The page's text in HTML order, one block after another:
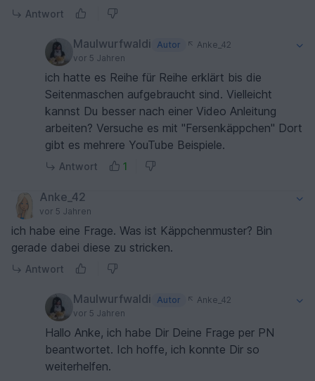
Antwort
Maulwurfwaldi Autor
Anke_42
vor 5 Jahren
ich hatte es Reihe für Reihe erklärt bis die
Seitenmaschen aufgebraucht sind. Vielleicht
kannst Du besser nach einer Video Anleitung
arbeiten? Versuche es mit "Fersenkäppchen" Dort
gibt es mehrere YouTube Beispiele.
Antwort 1
Anke_42
vor 5 Jahren
ich habe eine Frage. Was ist Käppchenmuster? Bin
gerade dabei diese zu stricken.
Antwort
Maulwurfwaldi Autor
Anke_42
vor 5 Jahren
Hallo Anke, ich habe Dir Deine Frage per PN
beantwortet. Ich hoffe, ich konnte Dir so
weiterhelfen.